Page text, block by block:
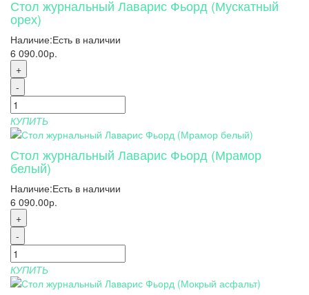
Стол журнальный Лаварис Фьорд (Мускатный
орех)
Наличие:Есть в наличии
6 090.00р.
+
-
КУПИТЬ
Стол журнальный Лаварис Фьорд (Мрамор
белый)
Наличие:Есть в наличии
6 090.00р.
+
-
КУПИТЬ